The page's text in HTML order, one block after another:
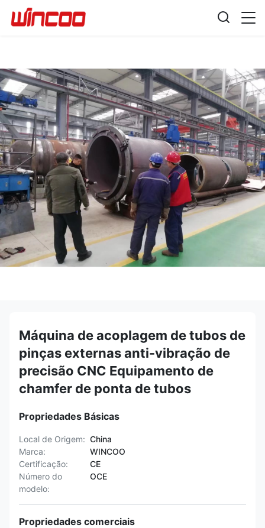
Máquina de acoplagem de tubos de
pinças externas anti-vibração de
precisão CNC Equipamento de
chamfer de ponta de tubos
Propriedades Básicas
Local de Origem: China
Marca:
WINCOO
Certificação:
CE
Número do
modelo:
OCE
Propriedades comerciais